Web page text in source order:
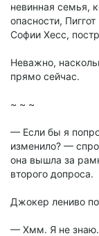
невинная семья,
опасности,
Софии Хесс,
Неважно,
прямо сейчас.
~ ~ ~
— Если бы я
изменило? —
она вышла за
второго допроса.
Джокер лениво
— Хмм. Я не знаю.